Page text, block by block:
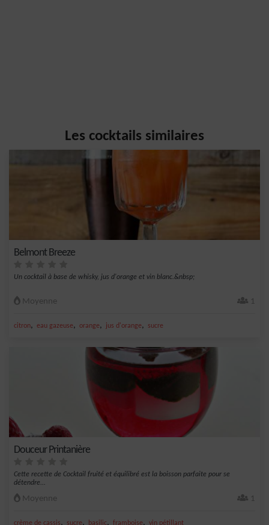
Les cocktails similaires
Belmont Breeze
Un cocktail à base de whisky, jus d'orange et vin blanc.&nbsp;
Moyenne 1
citron, eau gazeuse, orange, jus d'orange, sucre
Douceur Printanière
Cette recette de Cocktail fruité et équilibré est la boisson parfaite pour se
détendre...
Moyenne 1
crème de cassis, sucre, basilic, framboise, vin pétillant